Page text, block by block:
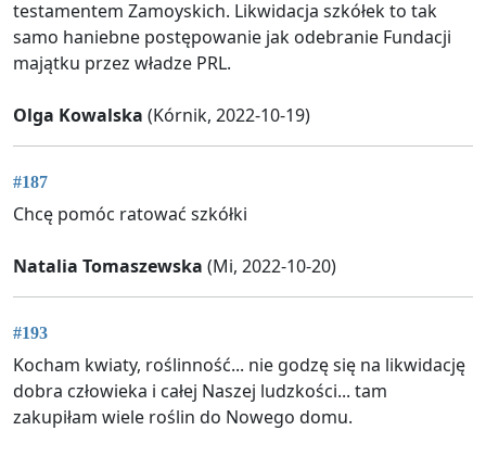
testamentem Zamoyskich. Likwidacja szkółek to tak
samo haniebne postępowanie jak odebranie Fundacji
majątku przez władze PRL.
Olga Kowalska (Kórnik, 2022-10-19)
#187
Chcę pomóc ratować szkółki
Natalia Tomaszewska (Mi, 2022-10-20)
#193
Kocham kwiaty, roślinność... nie godzę się na likwidację
dobra człowieka i całej Naszej ludzkości... tam
zakupiłam wiele roślin do Nowego domu.